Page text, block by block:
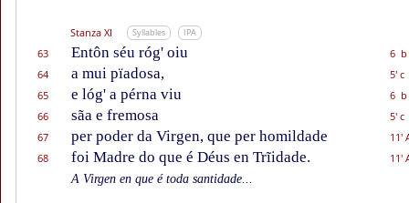
Stanza XI Syllables IPA
63 Entôn séu róg' oiu
6 b
64
a mui pïadosa,
5' c
65
e lóg' a pérna viu
6 b
66
sãa e fremosa
5' c
67
per poder da Virgen, que per homildade
11'
68
foi Madre do que é Déus en Trĩidade.
11'
A Virgen en que é toda santidade...